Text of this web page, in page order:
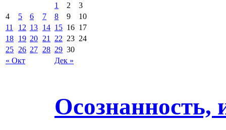
« Окт Дек »
1 2
3
4
5 6 7 8 9
10
11
12 13 14 15 16 17
18 19 20 21 22 23 24
25 26 27 28 29 30
Осознанность,